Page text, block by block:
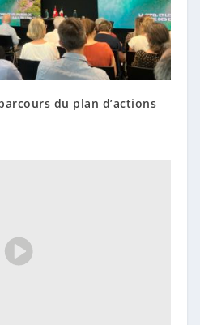
du plan d’actions